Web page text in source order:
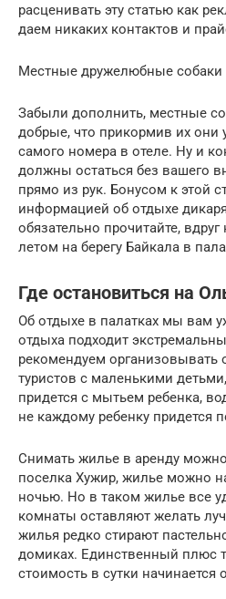
расценивать эту статью как
даем никаких контактов и
Местные дружелюбные собаки
Забыли дополнить, местные
добрые, что прикормив их они
самого номера в отеле. Ну и
должны остаться без вашего
прямо из рук. Бонусом к этой
информацией об отдыхе
обязательно прочитайте,
летом на берегу Байкала в
Где остановиться на
Об отдыхе в палатках мы вам
отдыха подходит
рекомендуем организовывать
туристов с маленькими
придется с мытьем ребенка,
не каждому ребенку придется
Снимать жилье в аренду
поселка Хужир, жилье можно
ночью. Но в таком жилье все
комнаты оставляют желать
жилья редко стирают
домиках. Единственный плюс
стоимость в сутки начинается